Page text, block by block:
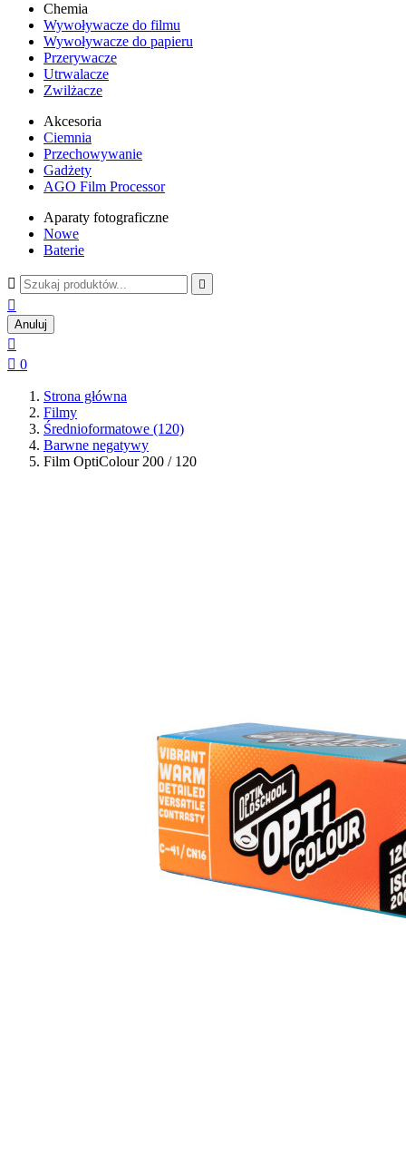
Chemia
Wywoływacze do filmu
Wywoływacze do papieru
Przerywacze
Utrwalacze
Zwilżacze
Akcesoria
Ciemnia
Przechowywanie
Gadżety
AGO Film Processor
Aparaty fotograficzne
Nowe
Baterie
 

Anuluj

 0
Strona główna
Filmy
Średnioformatowe (120)
Barwne negatywy
Film OptiColour 200 / 120